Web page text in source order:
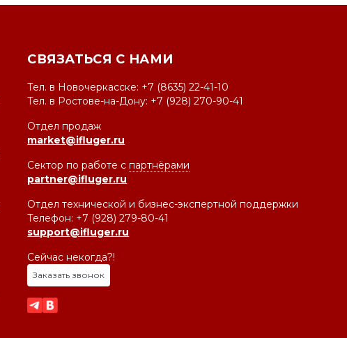
СВЯЗАТЬСЯ С НАМИ
Тел. в Новочеркасске: +7 (8635) 22-41-10
Тел. в Ростове-на-Дону: +7 (928) 270-90-41
Отдел продаж
market@ifluger.ru
Сектор по работе спартнёрами
partner@ifluger.ru
Отдел технической и бизнес-экспертной поддержки
Телефон: +7 (928) 279-80-41
support@ifluger.ru
Сейчас некогда?!
Заказать звонок